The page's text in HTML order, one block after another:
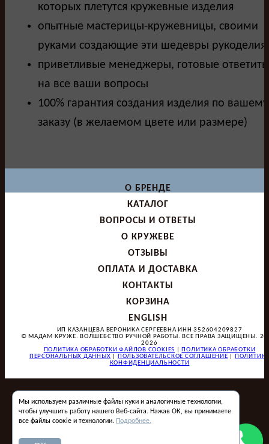
которых плетутся кружевные изделия
опытные мастерицы-кружевницы, своими
руками создающие эти шедевры рукоделия
приветливые менеджеры, готовые ответить
на все ваши вопросы
100% гарантия создания изделия по вашему
заказу (в желаемом цвете или размере)
О БРЕНДЕ
КАТАЛОГ
ВОПРОСЫ И ОТВЕТЫ
О КРУЖЕВЕ
ОТЗЫВЫ
ОПЛАТА И ДОСТАВКА
КОНТАКТЫ
КОРЗИНА
ENGLISH
ИП КАЗАНЦЕВА ВЕРОНИКА СЕРГЕЕВНА ИНН 352604209827
© МАДАМ КРУЖЕ. ВОЛШЕБСТВО РУЧНОЙ РАБОТЫ. ВСЕ ПРАВА ЗАЩИЩЕНЫ.
2026
ПОЛИТИКА ОБРАБОТКИ ФАЙЛОВ COOKIES
ПОЛИТИКА ОБРАБОТКИ
ПЕРСОНАЛЬНЫХ ДАННЫХ
ПОЛЬЗОВАТЕЛЬСКОЕ СОГЛАШЕНИЕ
КОНФИДЕНЦИАЛЬНОСТИ
Мы используем различные файлы куки и аналогичные технологии,
чтобы улучшить работу нашего Веб-сайта. Нажав ОК, вы принимаете
все файлы соокіе и технологии. Подробнее.